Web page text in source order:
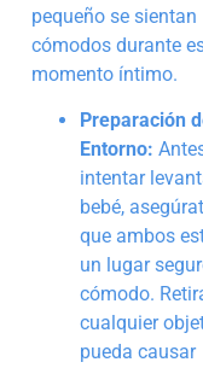
pequeño se sientan
cómodos durante
momento íntimo.
Preparación
Entorno:
intentar
bebé,
que ambos
un lugar
cómodo.
cualquier
pueda causar